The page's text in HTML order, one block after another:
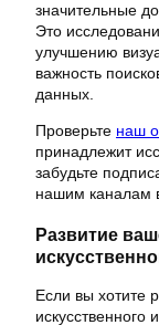
значительные
Это
улучшению
важность
данных.
Проверьте наш
принадлежит
забудьте
нашим каналам
Развитие
Если вы хотите
искусственного